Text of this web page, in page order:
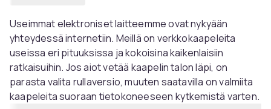
Useimmat elektroniset laitteemme ovat nykyään
yhteydessä internetiin. Meillä on verkkokaapeleita
useissa eri pituuksissa ja kokoisina kaikenlaisiin
ratkaisuihin. Jos aiot vetää kaapelin talon läpi, on
parasta valita rullaversio, muuten saatavilla on valmiita
kaapeleita suoraan tietokoneeseen kytkemistä varten.